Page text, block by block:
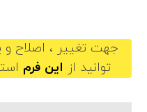
جهت تغییر ، اصلاح و
توانید از این فرم